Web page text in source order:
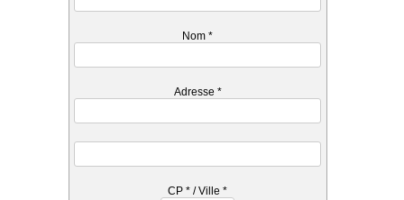
Nom *
Adresse *
CP * / Ville *